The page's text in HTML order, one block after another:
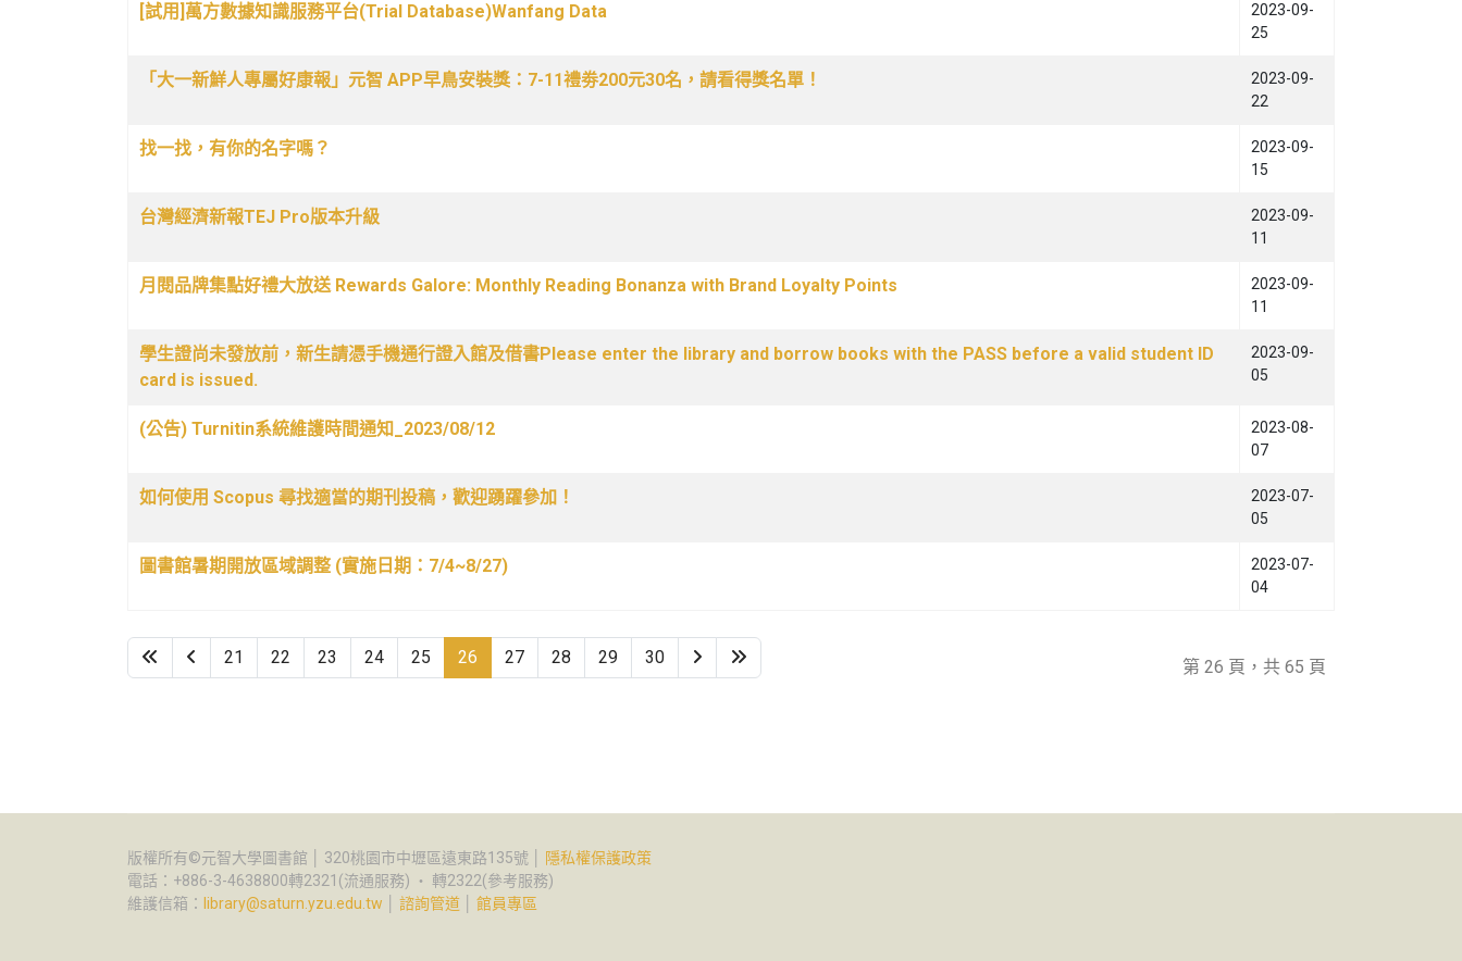
[試用]萬方數據知識服務平台(Trial Database)Wanfang Data
2023-09-
25
「大一新鮮人專屬好康報」元智 APP早鳥安裝獎：7-11禮劵200元30名，請看得獎名單！
2023-09-
22
找一找，有你的名字嗎？
2023-09-
15
台灣經濟新報TEJ Pro版本升級
2023-09-
11
月閱品牌集點好禮大放送 Rewards Galore: Monthly Reading Bonanza with Brand Loyalty Points
2023-09-
11
學生證尚未發放前，新生請憑手機通行證入館及借書Please enter the library and borrow books with the PASS before a valid student ID
card is issued.
2023-09-
05
(公告) Turnitin系統維護時間通知_2023/08/12
2023-08-
07
如何使用 Scopus 尋找適當的期刊投稿，歡迎踴躍參加！
2023-07-
05
圖書館暑期開放區域調整 (實施日期：7/4~8/27)
2023-07-
04
第 26 頁，共 65 頁
21 22 23 24 25 26 27 28 29 30
版權所有©元智大學圖書館 │ 320桃園市中壢區遠東路135號 │
隱私權保護政策
電話：+886-3-4638800轉2321(流通服務) ‧ 轉2322(參考服務)
維護信箱： library@saturn.yzu.edu.tw 諮詢管道 館員專區